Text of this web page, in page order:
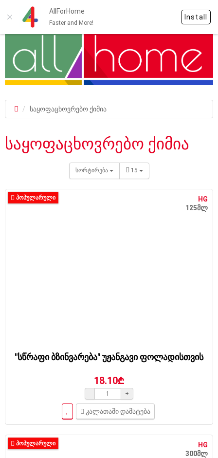
AllForHome
Faster and More!
Install
საყოფაცხოვრებო ქიმია
საყოფაცხოვრებო ქიმია
სორტირება 15
HG
125მლ
ᲞᲝᲞᲣᲚᲐᲠᲣᲚᲘ
"სწრაფი ბზინვარება" უჟანგავი ფოლადისთვის
18.10₾
- +
კალათაში დამატება
HG
300მლ
ᲞᲝᲞᲣᲚᲐᲠᲣᲚᲘ